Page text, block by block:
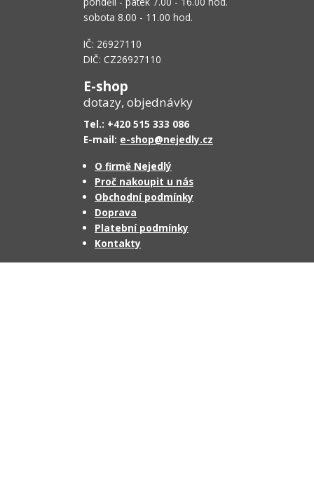
sobota 8.00 - 11.00 hod.
IČ: 26927110
DIČ: CZ26927110
E-shop
dotazy, objednávky
Tel.: +420 515 333 086
E-mail: e-shop@nejedly.cz
O firmě Nejedlý
Proč nakoupit u nás
Obchodní podmínky
Doprava
Platební podmínky
Kontakty